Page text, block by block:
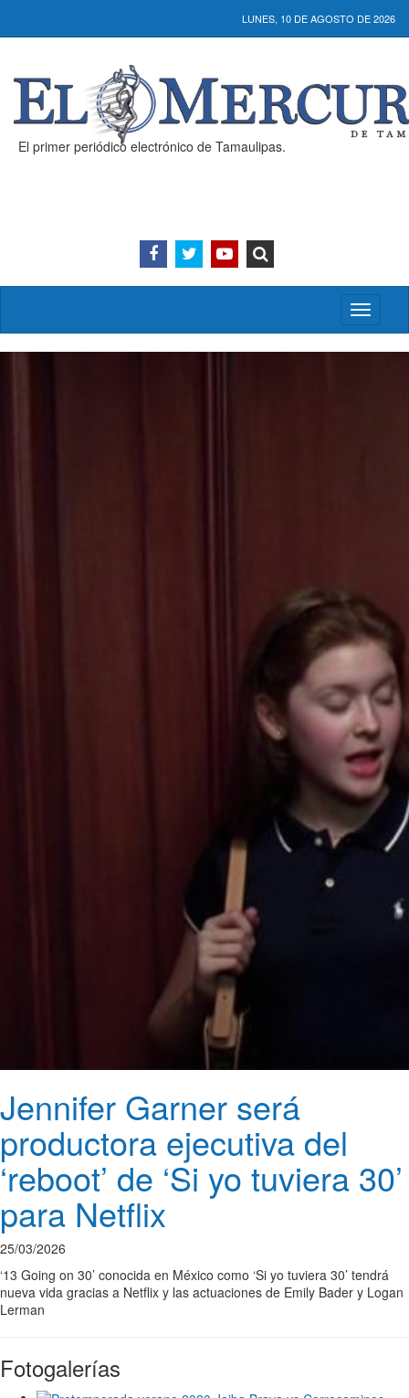
LUNES, 10 DE AGOSTO DE 2026
El primer periódico electrónico de Tamaulipas.
Activar/
menú
Jennifer Garner será
productora ejecutiva del
‘reboot’ de ‘Si yo tuviera 30’
para Netflix
25/03/2026
‘13 Going on 30’ conocida en México como ‘Si yo tuviera 30’ tendrá
nueva vida gracias a Netflix y las actuaciones de Emily Bader y Logan
Lerman
Fotogalerías